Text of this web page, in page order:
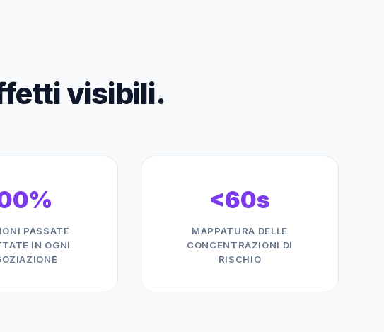
visibili.
PASSATE
IN OGNI
<60s
MAPPATURA DELLE
CONCENTRAZIONI DI
RISCHIO